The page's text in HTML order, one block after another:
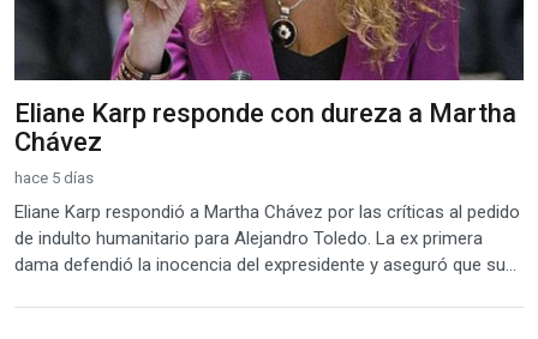
Eliane Karp responde con dureza a Martha
Chávez
hace 5 días
Eliane Karp respondió a Martha Chávez por las críticas al pedido
de indulto humanitario para Alejandro Toledo. La ex primera
dama defendió la inocencia del expresidente y aseguró que su...